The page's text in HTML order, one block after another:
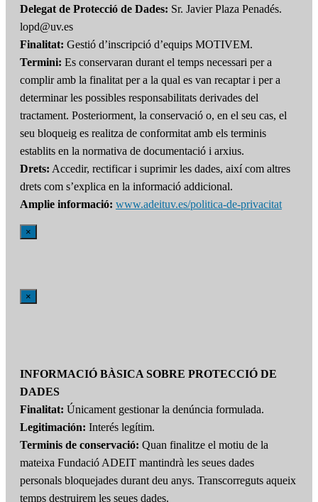
Delegat de Protecció de Dades: Sr. Javier Plaza Penadés.
lopd@uv.es
Finalitat: Gestió d’inscripció d’equips MOTIVEM.
Termini: Es conservaran durant el temps necessari per a
complir amb la finalitat per a la qual es van recaptar i per a
determinar les possibles responsabilitats derivades del
tractament. Posteriorment, la conservació o, en el seu cas, el
seu bloqueig es realitza de conformitat amb els terminis
establits en la normativa de documentació i arxius.
Drets: Accedir, rectificar i suprimir les dades, així com altres
drets com s’explica en la informació addicional.
Amplie informació: www.adeituv.es/politica-de-privacitat
×
×
INFORMACIÓ BÀSICA SOBRE PROTECCIÓ DE
DADES
Finalitat: Únicament gestionar la denúncia formulada.
Legitimación: Interés legítim.
Terminis de conservació: Quan finalitze el motiu de la
mateixa Fundació ADEIT mantindrà les seues dades
personals bloquejades durant deu anys. Transcorreguts aqueix
temps destruirem les seues dades.